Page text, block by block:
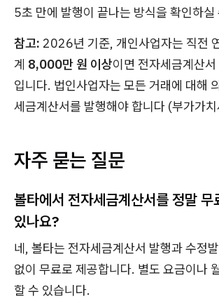
5초 만에 발행이 끝나는 방식을 확인하실
참고: 2026년 기준, 개인사업자는 직전
계 8,000만 원 이상이면 전자세금계산
입니다. 법인사업자는 모든 거래에 대해
세금계산서를 발행해야 합니다 (부가가
자주 묻는 질문
볼타에서 전자세금계산서를 정말 무
있나요?
네, 볼타는 전자세금계산서 발행과 수정
없이 무료로 제공합니다. 별도 요금이나
할 수 있습니다.